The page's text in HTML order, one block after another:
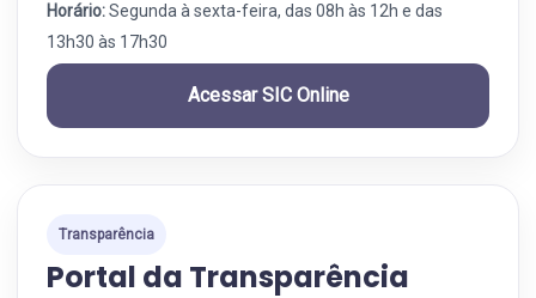
Horário:Segunda à sexta-feira, das 08h às 12h e das
13h30 às 17h30
Acessar SIC Online
Transparência
Portal da Transparência